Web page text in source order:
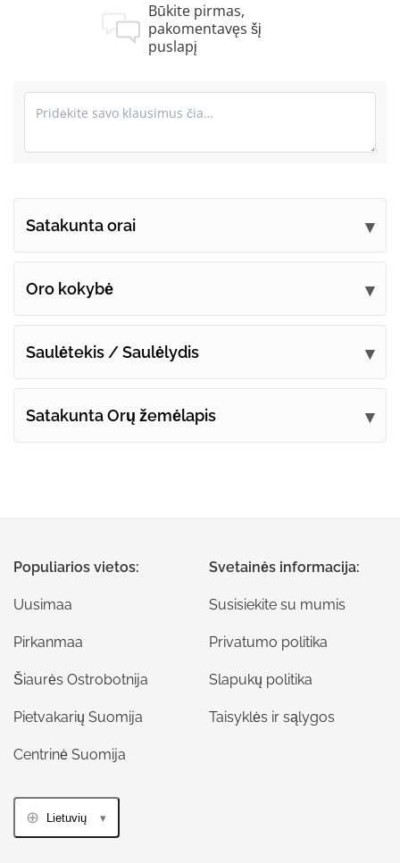
Būkite pirmas,
pakomentavęs šį
puslapį
Satakunta orai
Oro kokybė
Saulėtekis / Saulėlydis
Satakunta Orų žemėlapis
Populiarios vietos:
Uusimaa
Pirkanmaa
Šiaurės Ostrobotnija
Pietvakarių Suomija
Centrinė Suomija
Svetainės informacija:
Susisiekite su mumis
Privatumo politika
Slapukų politika
Taisyklės ir sąlygos
Lietuvių